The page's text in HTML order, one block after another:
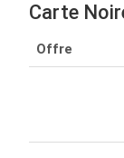
Carte
Offre